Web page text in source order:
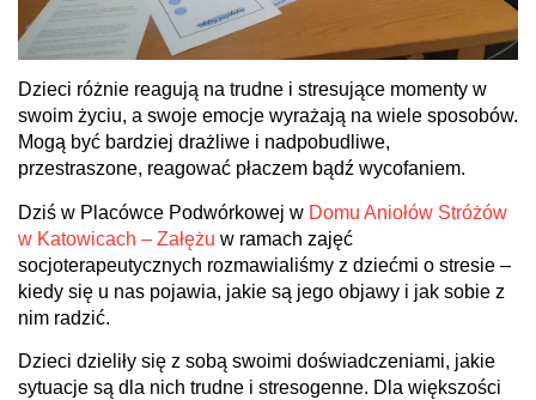
Dzieci różnie reagują na trudne i stresujące momenty w
swoim życiu, a swoje emocje wyrażają na wiele sposobów.
Mogą być bardziej drażliwe i nadpobudliwe,
przestraszone, reagować płaczem bądź wycofaniem.
Dziś w Placówce Podwórkowej w Domu Aniołów Stróżów
w Katowicach – Załężu w ramach zajęć
socjoterapeutycznych rozmawialiśmy z dziećmi o stresie –
kiedy się u nas pojawia, jakie są jego objawy i jak sobie z
nim radzić.
Dzieci dzieliły się z sobą swoimi doświadczeniami, jakie
sytuacje są dla nich trudne i stresogenne. Dla większości